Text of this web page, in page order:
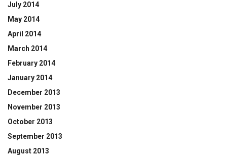
July 2014
May 2014
April 2014
March 2014
February 2014
January 2014
December 2013
November 2013
October 2013
September 2013
August 2013